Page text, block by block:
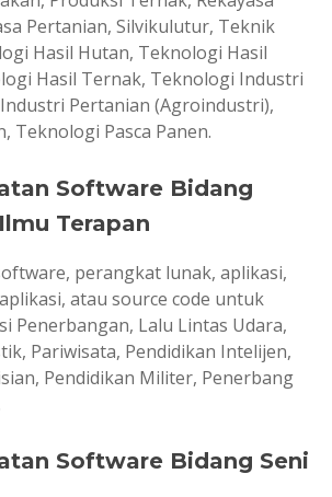
Pertanian, Silvikulutur, Teknik
Hasil Hutan, Teknologi Hasil
Hasil Ternak, Teknologi Industri
Pertanian (Agroindustri),
Teknologi Pasca Panen.
Software Bidang
Terapan
perangkat lunak, aplikasi,
atau source code untuk
Penerbangan, Lalu Lintas Udara,
Pariwisata, Pendidikan Intelijen,
Pendidikan Militer, Penerbang
Software Bidang Seni